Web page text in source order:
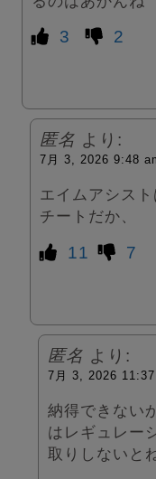
3 2
匿名 より:
7月 3, 2026 9:48
エイムアシス
チートだか、
11 7
匿名 より:
7月 3, 2026
納得できない
はレギュレー
取りしないと